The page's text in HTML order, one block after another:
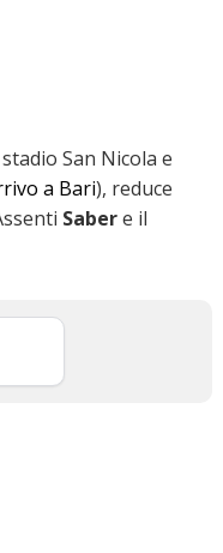
San Nicola e
a Bari), reduce
Sabere il